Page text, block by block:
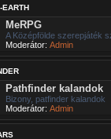
EARTH
MeRPG
A Középfölde szerepjáték
Moderátor: Admin
Pathfinder kalandok
Bizony, patfinder kalandok
Moderátor: Admin